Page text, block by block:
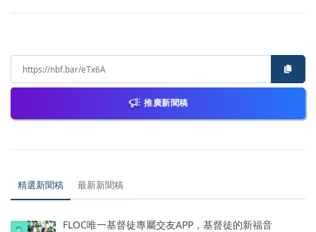
推廣新聞稿
精選新聞稿 最新新聞稿
FLOC唯一基督徒專屬交友APP，基督徒的新福音